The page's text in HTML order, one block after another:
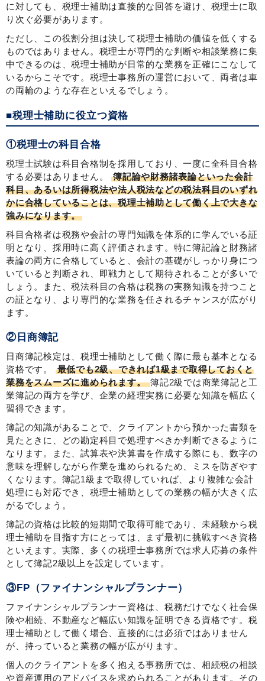
に対しても、税理士補助は直接的な回答を避け、税理士に取
り次ぐ必要があります。
ただし、この役割分担は決して税理士補助の価値を低くする
ものではありません。税理士が専門的な判断や相談業務に集
中できるのは、税理士補助が日常的な業務を正確にこなして
いるからこそです。税理士事務所の運営において、両者は車
の両輪のような存在といえるでしょう。
■税理士補助に役立つ資格
①税理士の科目合格
税理士試験は科目合格制を採用しており、一度に全科目合格
する必要はありません。
簿記論や財務諸表論といった会計
科目、あるいは所得税法や法人税法などの税法科目のいずれ
かに合格していることは、税理士補助として働く上で大きな
強みになります。
科目合格者は税務や会計の専門知識を体系的に学んでいる証
明となり、採用時に高く評価されます。特に簿記論と財務諸
表論の両方に合格していると、会計の基礎がしっかり身につ
いていると判断され、即戦力として期待されることが多いで
しょう。また、税法科目の合格は税務の実務知識を持つこと
の証となり、より専門的な業務を任されるチャンスが広がり
ます。
②日商簿記
日商簿記検定は、税理士補助として働く際に最も基本となる
資格です。
最低でも2級、できれば1級まで取得しておくと
業務をスムーズに進められます。簿記2級では商業簿記と工
業簿記の両方を学び、企業の経理実務に必要な知識を幅広く
習得できます。
簿記の知識があることで、クライアントから預かった書類を
見たときに、どの勘定科目で処理すべきか判断できるように
なります。また、試算表や決算書を作成する際にも、数字の
意味を理解しながら作業を進められるため、ミスを防ぎやす
くなります。簿記1級まで取得していれば、より複雑な会計
処理にも対応でき、税理士補助としての業務の幅が大きく広
がるでしょう。
簿記の資格は比較的短期間で取得可能であり、未経験から税
理士補助を目指す方にとっては、まず最初に挑戦すべき資格
といえます。実際、多くの税理士事務所では求人応募の条件
として簿記2級以上を設定しています。
③FP（ファイナンシャルプランナー）
ファイナンシャルプランナー資格は、税務だけでなく社会保
険や相続、不動産など幅広い知識を証明できる資格です。税
理士補助として働く場合、直接的には必須ではありません
が、持っていると業務の幅が広がります。
個人のクライアントを多く抱える事務所では、相続税の相談
や資産運用のアドバイスを求められることがあります。その